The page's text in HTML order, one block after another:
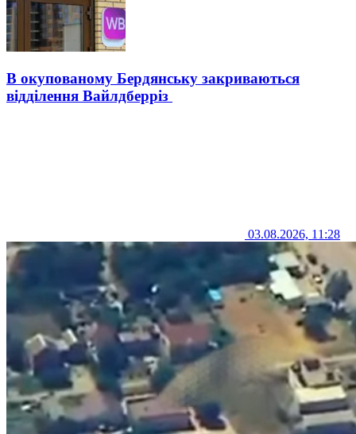
В окупованому Бердянську закриваються
відділення Вайлдберріз
03.08.2026, 11:28